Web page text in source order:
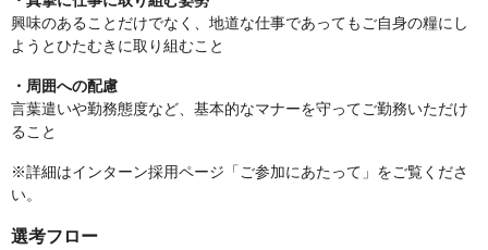
興味のあることだけでなく、地道な仕事であってもご自身の糧にし
ようとひたむきに取り組むこと
・周囲への配慮
言葉遣いや勤務態度など、基本的なマナーを守ってご勤務いただけ
ること
※詳細はインターン採用ページ「ご参加にあたって」をご覧くださ
い。
選考フロー